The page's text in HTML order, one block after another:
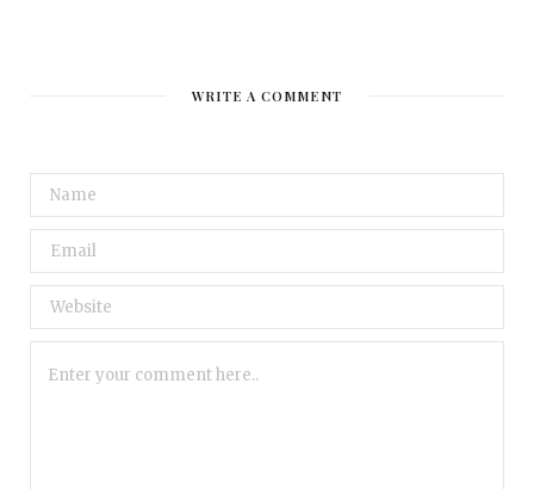
WRITE A COMMENT